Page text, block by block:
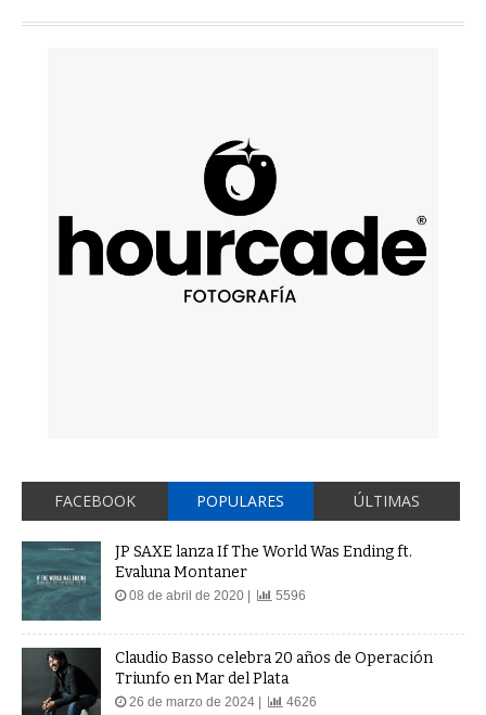
FACEBOOK POPULARES ÚLTIMAS
JP SAXE lanza If The World Was Ending ft.
Evaluna Montaner
08 de abril de 2020 | 5596
Claudio Basso celebra 20 años de Operación
Triunfo en Mar del Plata
26 de marzo de 2024 | 4626